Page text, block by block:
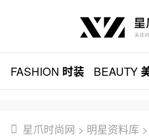
FASHION 时装 BEAUTY
星爪时尚网 > 明星资料库 >